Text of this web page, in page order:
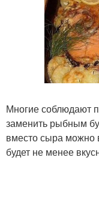
Многие соблюдают
заменить рыбным
вместо сыра можно
будет не менее